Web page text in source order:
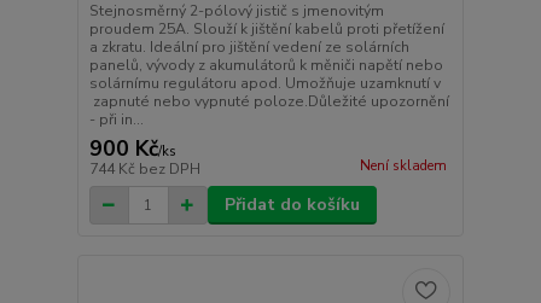
Stejnosměrný 2-pólový jistič s jmenovitým
proudem 25A. Slouží k jištění kabelů proti přetížení
a zkratu. Ideální pro jištění vedení ze solárních
panelů, vývody z akumulátorů k měniči napětí nebo
solárnímu regulátoru apod. Umožňuje uzamknutí v
zapnuté nebo vypnuté poloze.Důležité upozornění
- při in...
900 Kč/ks
744 Kč bez DPH Není skladem
Přidat do košíku